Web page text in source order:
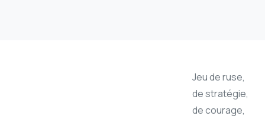
Jeu de ruse,
de stratégie,
de courage,